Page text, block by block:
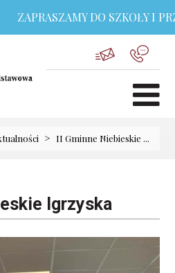
ZAPRASZAMY DO SZKOŁY I
> II Gminne Niebieskie ...
Igrzyska